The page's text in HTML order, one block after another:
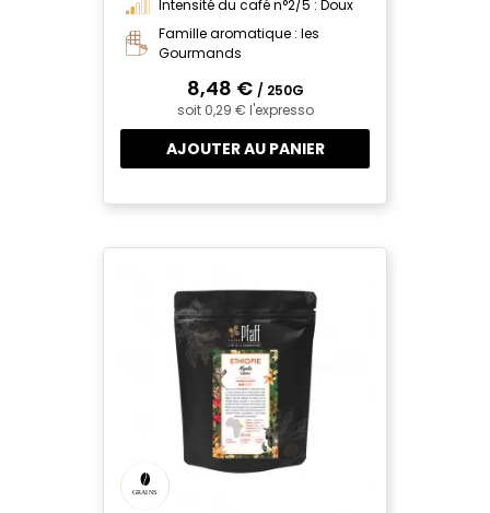
Intensité du café n°2/5 : Doux
Famille aromatique : les
Gourmands
8,48 € / 250G
soit 0,29 € l'expresso
AJOUTER AU PANIER